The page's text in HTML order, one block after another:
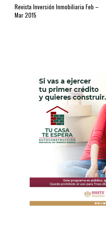
Revista Inversión Inmobiliaria Feb –
Mar 2015